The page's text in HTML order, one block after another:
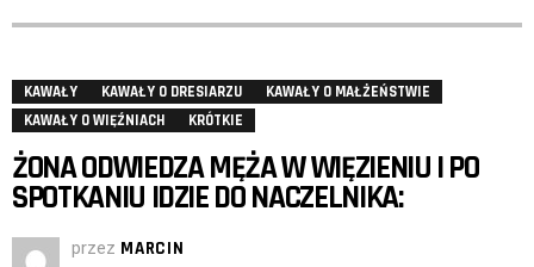
KAWAŁY KAWAŁY O DRESIARZU
KAWAŁY O MAŁŻEŃSTWIE
KAWAŁY O WIĘŹNIACH
KRÓTKIE
ŻONA ODWIEDZA MĘŻA W WIĘZIENIU I PO
SPOTKANIU IDZIE DO NACZELNIKA:
przez MARCIN